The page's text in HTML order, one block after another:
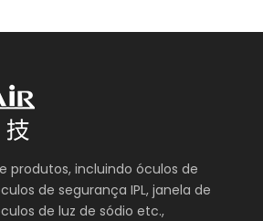
produtos, incluindo óculos de
de segurança IPL, janela de
de luz de sódio etc.,